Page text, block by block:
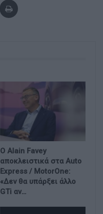
Ο Alain Favey
αποκλειστικά στα Auto
Express / MotorOne:
«Δεν θα υπάρξει άλλο
GTi αν…